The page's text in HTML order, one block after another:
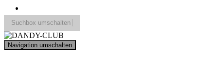
Suchbox umschalten
Search
for:
Navigation umschalten